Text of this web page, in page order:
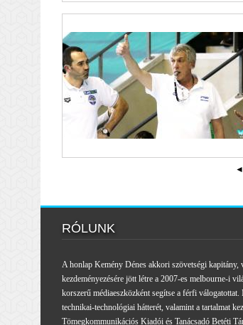
RÓLUNK
A honlap Kemény Dénes akkori szövetségi
kezdeményezésére jött létre a 2007-es melbourne-i
korszerű médiaeszközként segítse a férfi
technikai-technológiai hátterét, valamint a tartalmat
Tömegkommunikációs Kiadói és Tanácsadó Betéti